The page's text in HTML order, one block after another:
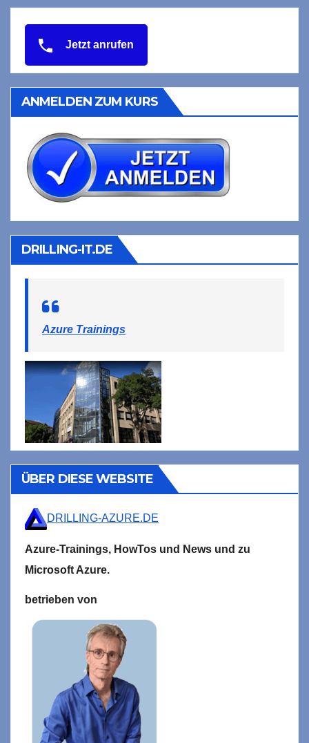
Jetzt anrufen
ANMELDEN ZUM KURS
DRILLING-IT.DE
Azure Trainings
ÜBER DIESE WEBSITE
DRILLING-AZURE.DE
Azure-Trainings, HowTos und News und zu
Microsoft Azure.
betrieben von